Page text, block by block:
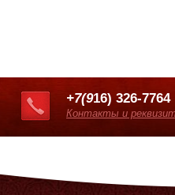
+7(916) 326-7764
Контакты и